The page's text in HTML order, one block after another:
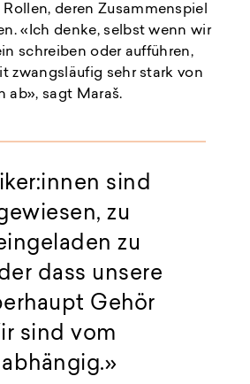
deren Zusammenspiel
«Ich denke, selbst wenn wir
schreiben oder aufführen,
zwangsläufig sehr stark von
ab», sagt Maraš.
sind
zu
zu
dass unsere
Gehör
sind vom